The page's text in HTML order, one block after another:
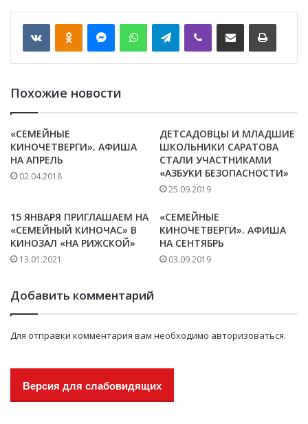
VKontakte WhatsApp Telegram
Похожие новости
«СЕМЕЙНЫЕ
КИНОЧЕТВЕРГИ». АФИША
НА АПРЕЛЬ
02.04.2018
ДЕТСАДОВЦЫ И МЛАДШИЕ
ШКОЛЬНИКИ САРАТОВА
СТАЛИ УЧАСТНИКАМИ
«АЗБУКИ БЕЗОПАСНОСТИ»
25.09.2019
15 ЯНВАРЯ ПРИГЛАШАЕМ НА
«СЕМЕЙНЫЙ КИНОЧАС» В
КИНОЗАЛ «НА РИЖСКОЙ»
13.01.2021
«СЕМЕЙНЫЕ
КИНОЧЕТВЕРГИ». АФИША
НА СЕНТЯБРЬ
03.09.2019
Добавить комментарий
Для отправки комментария вам необходимо авторизоваться.
Версия для слабовидящих